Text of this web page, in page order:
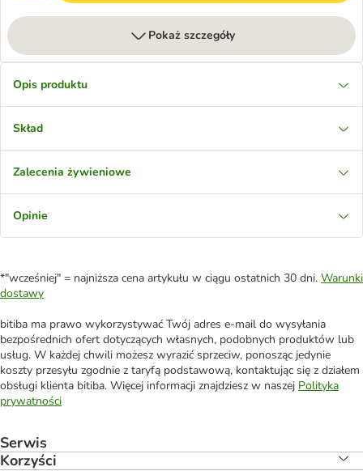
Pokaż szczegóły
Opis produktu
Skład
Zalecenia żywieniowe
Opinie
*"wcześniej" = najniższa cena artykułu w ciągu ostatnich 30 dni. Warunki
dostawy
bitiba ma prawo wykorzystywać Twój adres e-mail do wysyłania
bezpośrednich ofert dotyczących własnych, podobnych produktów lub
usług. W każdej chwili możesz wyrazić sprzeciw, ponosząc jedynie
koszty przesyłu zgodnie z taryfą podstawową, kontaktując się z działem
obsługi klienta bitiba. Więcej informacji znajdziesz w naszej Polityka
prywatności
Serwis
Korzyści